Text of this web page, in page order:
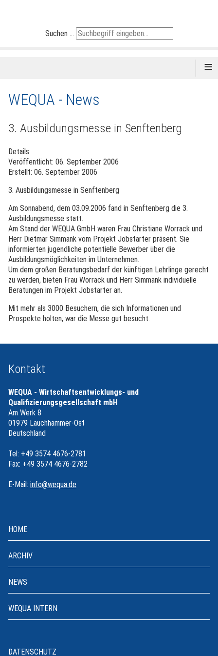
Suchen ...
≡
WEQUA - News
3. Ausbildungsmesse in Senftenberg
Details
Veröffentlicht: 06. September 2006
Erstellt: 06. September 2006
3. Ausbildungsmesse in Senftenberg
Am Sonnabend, dem 03.09.2006 fand in Senftenberg die 3.
Ausbildungsmesse statt.
Am Stand der WEQUA GmbH waren Frau Christiane Worrack und
Herr Dietmar Simmank vom Projekt Jobstarter präsent. Sie
informierten jugendliche potentielle Bewerber über die
Ausbildungsmöglichkeiten im Unternehmen.
Um dem großen Beratungsbedarf der künftigen Lehrlinge gerecht
zu werden, bieten Frau Worrack und Herr Simmank individuelle
Beratungen im Projekt Jobstarter an.
Mit mehr als 3000 Besuchern, die sich Informationen und
Prospekte holten, war die Messe gut besucht.
Kontakt
WEQUA - Wirtschaftsentwicklungs- und
Qualifizierungsgesellschaft mbH
Am Werk 8
01979 Lauchhammer-Ost
Deutschland
Tel: +49 3574 4676-2781
Fax: +49 3574 4676-2782
E-Mail: info@wequa.de
HOME
ARCHIV
NEWS
WEQUA INTERN
DATENSCHUTZ